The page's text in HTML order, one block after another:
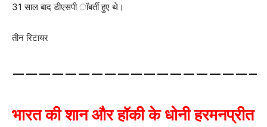
31 साल बाद डीएसपी ॉबर्ती हुए थे।
तीन रिटायर
——————————————————–
भारत की शान और हॉकी के धोनीहरमनप्रीत